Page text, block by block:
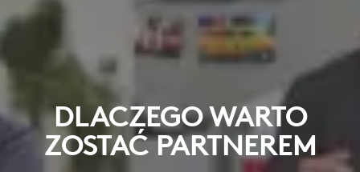
DLACZEGO WARTO
ZOSTAĆ PARTNEREM